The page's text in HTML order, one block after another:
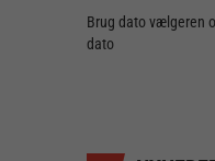
Brug dato vælgeren
dato